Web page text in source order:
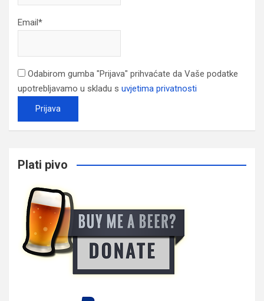
Email*
Odabirom gumba "Prijava" prihvaćate da Vaše podatke
upotrebljavamo u skladu s uvjetima privatnosti
Plati pivo